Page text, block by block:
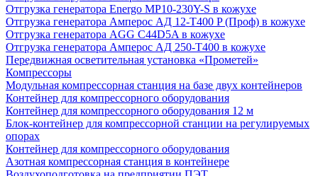
Отгрузка генератора Energo MP10-230Y-S в кожухе
Отгрузка генератора Амперос АД 12-Т400 P (Проф) в кожухе
Отгрузка генератора AGG C44D5A в кожухе
Отгрузка генератора Амперос АД 250-Т400 в кожухе
Передвижная осветительная установка «Прометей»
Компрессоры
Модульная компрессорная станция на базе двух контейнеров
Контейнер для компрессорного оборудования
Контейнер для компрессорного оборудования 12 м
Блок-контейнер для компрессорной станции на регулируемых
опорах
Контейнер для компрессорного оборудования
Азотная компрессорная станция в контейнере